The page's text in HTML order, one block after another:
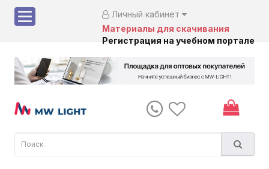
Личный кабинет
Материалы для скачивания
Регистрация на учебном портале